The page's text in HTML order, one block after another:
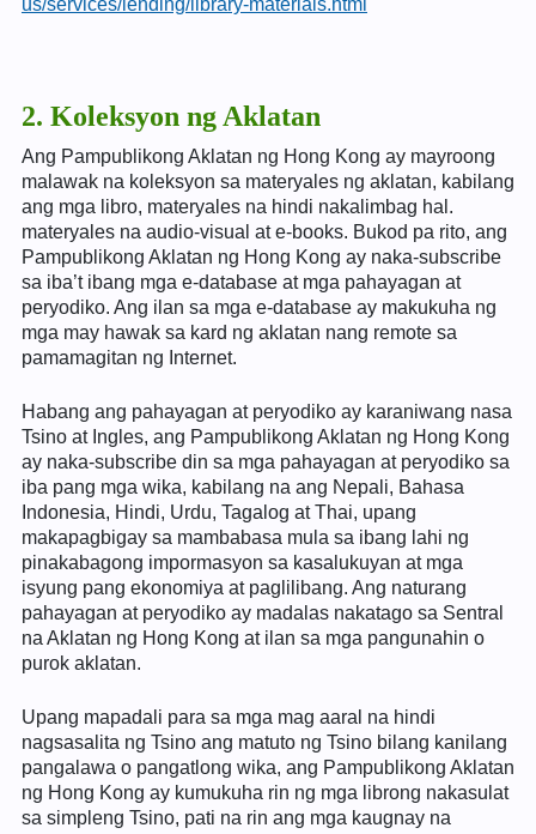
us/services/lending/library-materials.html
2. Koleksyon ng Aklatan
Ang Pampublikong Aklatan ng Hong Kong ay mayroong
malawak na koleksyon sa materyales ng aklatan, kabilang
ang mga libro, materyales na hindi nakalimbag hal.
materyales na audio-visual at e-books. Bukod pa rito, ang
Pampublikong Aklatan ng Hong Kong ay naka-subscribe
sa iba’t ibang mga e-database at mga pahayagan at
peryodiko. Ang ilan sa mga e-database ay makukuha ng
mga may hawak sa kard ng aklatan nang remote sa
pamamagitan ng Internet.
Habang ang pahayagan at peryodiko ay karaniwang nasa
Tsino at Ingles, ang Pampublikong Aklatan ng Hong Kong
ay naka-subscribe din sa mga pahayagan at peryodiko sa
iba pang mga wika, kabilang na ang Nepali, Bahasa
Indonesia, Hindi, Urdu, Tagalog at Thai, upang
makapagbigay sa mambabasa mula sa ibang lahi ng
pinakabagong impormasyon sa kasalukuyan at mga
isyung pang ekonomiya at paglilibang. Ang naturang
pahayagan at peryodiko ay madalas nakatago sa Sentral
na Aklatan ng Hong Kong at ilan sa mga pangunahin o
purok aklatan.
Upang mapadali para sa mga mag aaral na hindi
nagsasalita ng Tsino ang matuto ng Tsino bilang kanilang
pangalawa o pangatlong wika, ang Pampublikong Aklatan
ng Hong Kong ay kumukuha rin ng mga librong nakasulat
sa simpleng Tsino, pati na rin ang mga kaugnay na